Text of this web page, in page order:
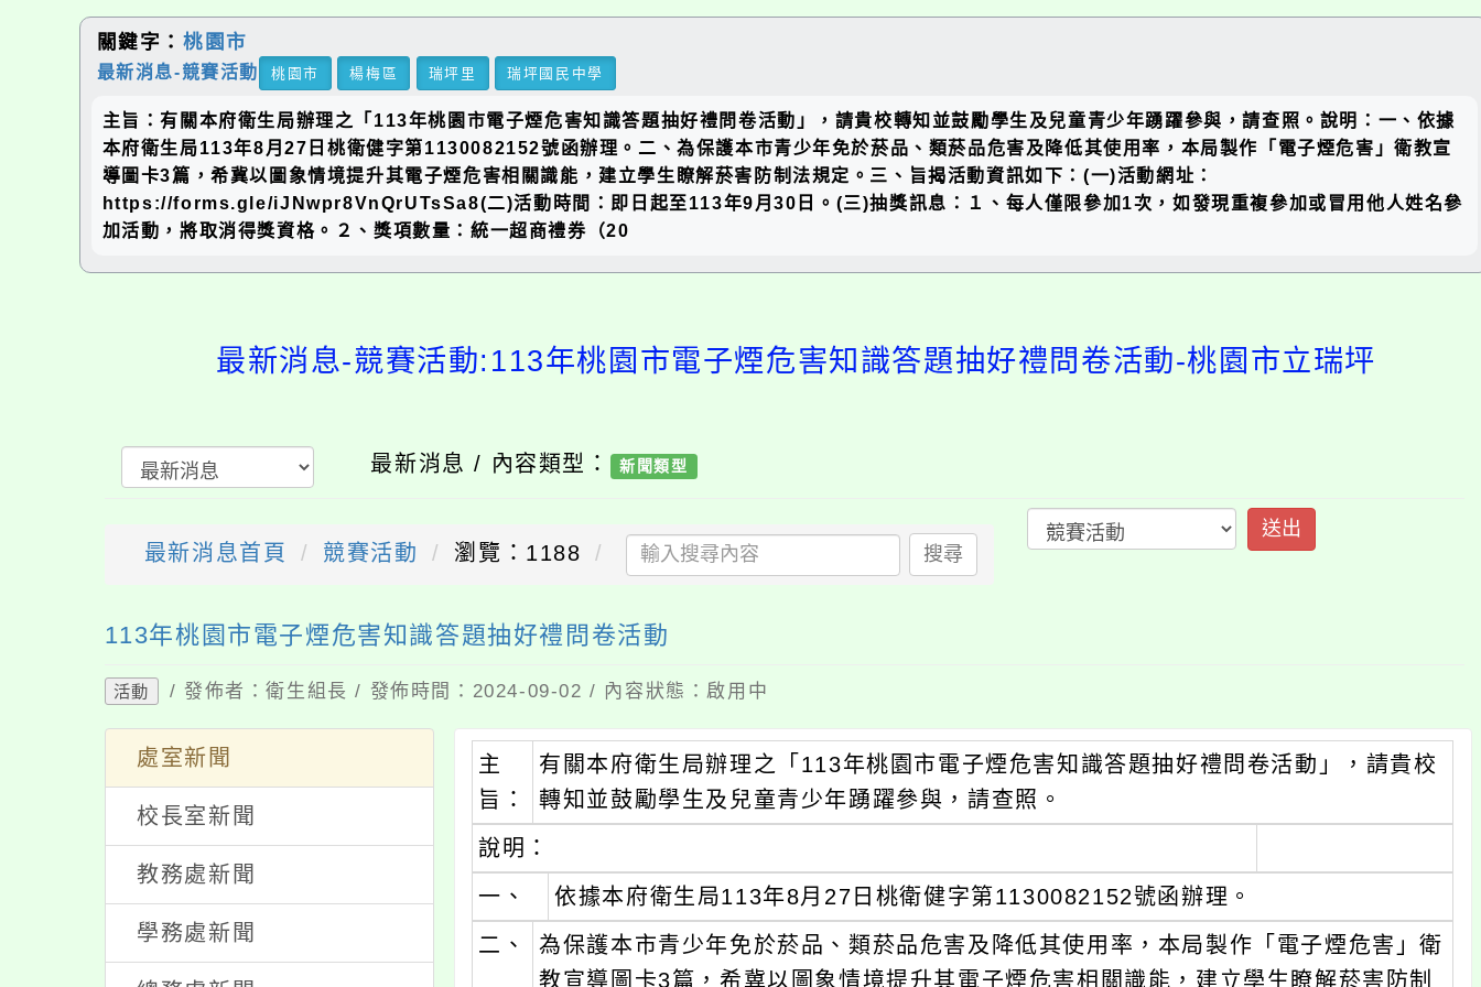
塊
關鍵字： 桃園市
最新消息-競賽活動 桃園市 楊梅區 瑞坪里 瑞坪國民中學
主旨：有關本府衛生局辦理之「113年桃園市電子煙危害知識答題抽好禮問卷活動」，請貴校轉知並鼓勵學生及兒童青少年踴躍參與，請查照。說明：一、依據
本府衛生局113年8月27日桃衛健字第1130082152號函辦理。二、為保護本市青少年免於菸品、類菸品危害及降低其使用率，本局製作「電子煙危害」衛教宣
導圖卡3篇，希冀以圖象情境提升其電子煙危害相關識能，建立學生瞭解菸害防制法規定。三、旨揭活動資訊如下：(一)活動網址：
https://forms.gle/iJNwpr8VnQrUTsSa8(二)活動時間：即日起至113年9月30日。(三)抽獎訊息：１、每人僅限參加1次，如發現重複參加或冒用他人姓名參
加活動，將取消得獎資格。２、獎項數量：統一超商禮券（20
最新消息-競賽活動:113年桃園市電子煙危害知識答題抽好禮問卷活動-
最新消息 / 內容類型： 新聞類型
最新消息首頁 競賽活動 瀏覽：1188 搜尋
送出
113年桃園市電子煙危害知識答題抽好禮問卷活動
活動 / 發佈者：衛生組長 / 發佈時間：2024-09-02 / 內容狀態：啟用中
處室新聞
校長室新聞
教務處新聞
主
旨：
有關本府衛生局辦理之「113年桃園市電子煙危害知識答題抽好禮問卷活動」，請貴校
說明：
一、
依據本府衛生局113年8月27日桃衛健字第1130082152號函辦理。